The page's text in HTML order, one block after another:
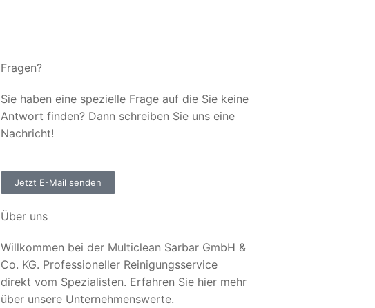
Fragen?
Sie haben eine spezielle Frage auf die Sie keine
Antwort finden? Dann schreiben Sie uns eine
Nachricht!
Jetzt E-Mail senden
Über uns
Willkommen bei der Multiclean Sarbar GmbH &
Co. KG. Professioneller Reinigungsservice
direkt vom Spezialisten. Erfahren Sie hier mehr
über unsere Unternehmenswerte.